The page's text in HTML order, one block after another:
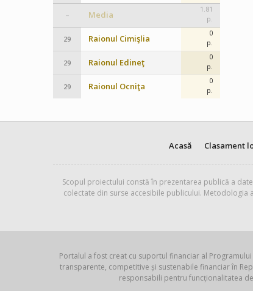
– Media
1.81
p.
29 Raionul Cimişlia
0
p.
29 Raionul Edineţ
0
p.
29 Raionul Ocniţa
0
p.
Acasă Clasament
Scopul proiectului constă în prezentarea publică a
colectate din surse accesibile publicului. Metodologia
Portalul a fost creat cu suportul financiar al
transparente, competitive și sustenabile financiar în
responsabili pentru funcționalitatea